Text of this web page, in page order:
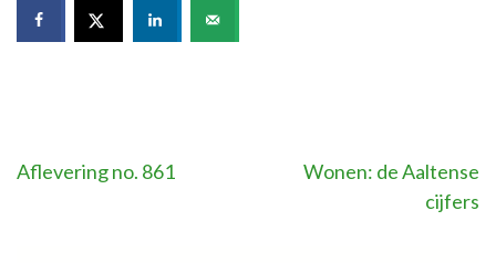
Bericht
Aflevering no. 861
Wonen: de Aaltense
cijfers